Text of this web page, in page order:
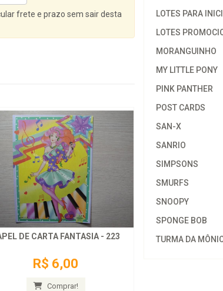
frete e prazo sem sair desta
DE CARTA FANTASIA - 223
R$ 6,00
Comprar!
LOTES PARA
LOTES
MORANGUINHO
MY LITTLE PONY
PINK PANTHER
POST CARDS
SAN-X
SANRIO
SIMPSONS
SMURFS
SNOOPY
SPONGE BOB
TURMA DA